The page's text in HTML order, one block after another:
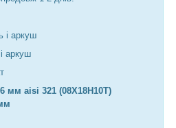
і аркуш
аркуш
мм aisi 321 (08Х18Н10Т)